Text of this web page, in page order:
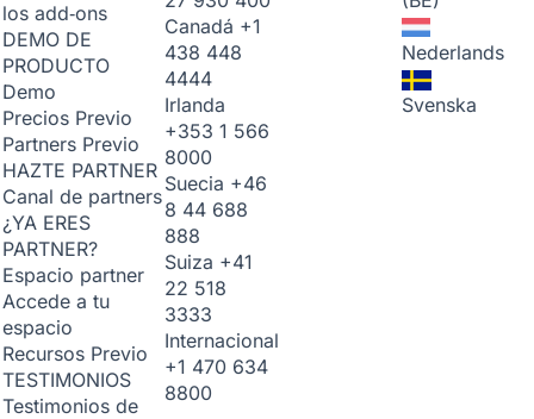
los add‑ons
DEMO DE
PRODUCTO
Demo
Precios Previo
Partners Previo
HAZTE PARTNER
Canal de partners
¿YA ERES
PARTNER?
Espacio partner
Accede a tu
espacio
Recursos Previo
TESTIMONIOS
Testimonios de
Canadá +1
438 448
4444
Irlanda
+353 1 566
8000
Suecia +46
8 44 688
888
Suiza +41
22 518
3333
Internacional
+1 470 634
8800
Nederlands
Svenska